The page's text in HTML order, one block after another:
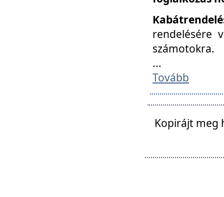
rendelésére
számotokra.
...
Tovább
Kopirájt meg